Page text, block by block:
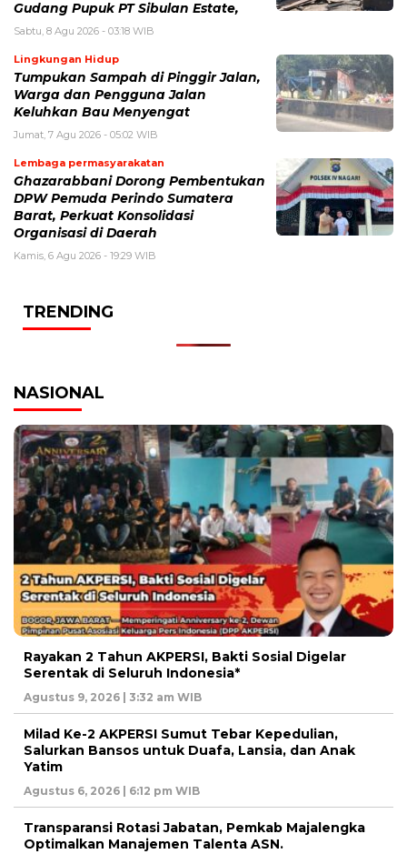
Gudang Pupuk PT Sibulan Estate,
Sabtu, 8 Agu 2026 - 03:18 WIB
Lingkungan Hidup
Tumpukan Sampah di Pinggir Jalan,
Warga dan Pengguna Jalan
Keluhkan Bau Menyengat
Jumat, 7 Agu 2026 - 05:02 WIB
Lembaga permasyarakatan
Ghazarabbani Dorong Pembentukan
DPW Pemuda Perindo Sumatera
Barat, Perkuat Konsolidasi
Organisasi di Daerah
Kamis, 6 Agu 2026 - 19:29 WIB
TRENDING
NASIONAL
Rayakan 2 Tahun AKPERSI, Bakti Sosial Digelar
Serentak di Seluruh Indonesia*
Agustus 9, 2026 | 3:32 am WIB
Milad Ke-2 AKPERSI Sumut Tebar Kepedulian,
Salurkan Bansos untuk Duafa, Lansia, dan Anak
Yatim
Agustus 6, 2026 | 6:12 pm WIB
Transparansi Rotasi Jabatan, Pemkab Majalengka
Optimalkan Manajemen Talenta ASN.